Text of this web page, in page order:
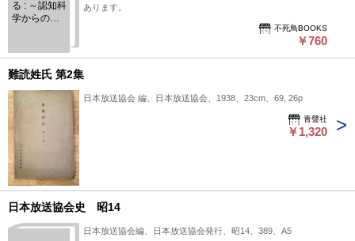
る : ～認知科
学からのア
大学＞
あります。
不死鳥BOOKS
￥760
難読姓氏 第2集
日本放送協会 編、日本放送協会、1938、23cm、69, 26p
青聲社
￥1,320
日本放送協会史 昭14
日本放送協会編、日本放送協会発行、昭14、389、A5